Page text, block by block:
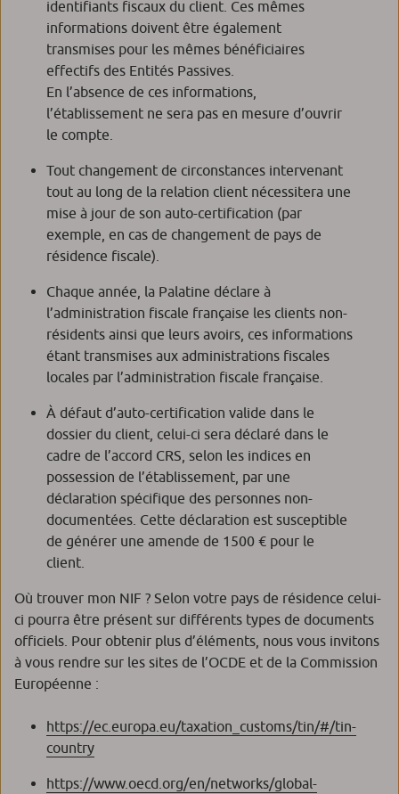
identifiants fiscaux du client. Ces mêmes
informations doivent être également
transmises pour les mêmes bénéficiaires
effectifs des Entités Passives.
En l’absence de ces informations,
l’établissement ne sera pas en mesure d’ouvrir
le compte.
Tout changement de circonstances intervenant
tout au long de la relation client nécessitera une
mise à jour de son auto-certification (par
exemple, en cas de changement de pays de
résidence fiscale).
Chaque année, la Palatine déclare à
l’administration fiscale française les clients non-
résidents ainsi que leurs avoirs, ces informations
étant transmises aux administrations fiscales
locales par l’administration fiscale française.
À défaut d’auto-certification valide dans le
dossier du client, celui-ci sera déclaré dans le
cadre de l’accord CRS, selon les indices en
possession de l’établissement, par une
déclaration spécifique des personnes non-
documentées. Cette déclaration est susceptible
de générer une amende de 1500 € pour le
client.
Où trouver mon NIF ? Selon votre pays de résidence celui-
ci pourra être présent sur différents types de documents
officiels. Pour obtenir plus d’éléments, nous vous invitons
à vous rendre sur les sites de l’OCDE et de la Commission
Européenne :
https://ec.europa.eu/taxation_customs/tin/#/tin-
country
https://www.oecd.org/en/networks/global-